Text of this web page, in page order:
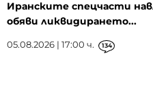
Иранските спецчасти
обяви ликвидирането...
05.08.2026 | 17:00 ч. 134